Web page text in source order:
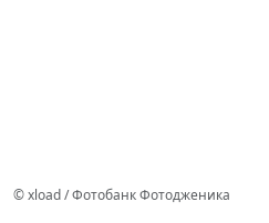
© xload / Фотобанк Фотодженика